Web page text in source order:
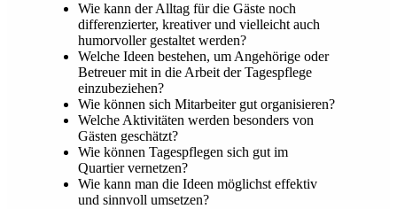
Wie kann der Alltag für die Gäste noch
differenzierter, kreativer und vielleicht auch
humorvoller gestaltet werden?
Welche Ideen bestehen, um Angehörige oder
Betreuer mit in die Arbeit der Tagespflege
einzubeziehen?
Wie können sich Mitarbeiter gut organisieren?
Welche Aktivitäten werden besonders von
Gästen geschätzt?
Wie können Tagespflegen sich gut im
Quartier vernetzen?
Wie kann man die Ideen möglichst effektiv
und sinnvoll umsetzen?